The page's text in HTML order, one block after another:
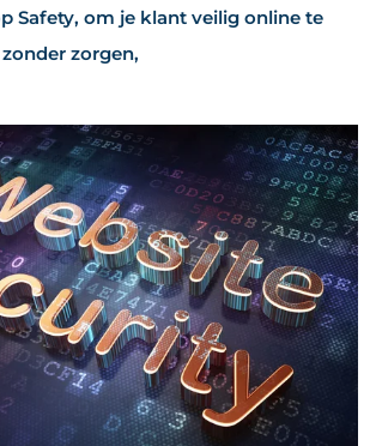
Safety, om je klant veilig online te
zorgen,